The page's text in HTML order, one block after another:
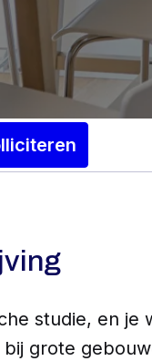
studie, en
bij grote